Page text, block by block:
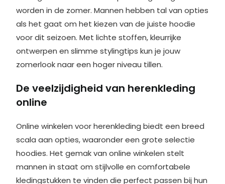
worden in de zomer. Mannen hebben tal van opties
als het gaat om het kiezen van de juiste hoodie
voor dit seizoen. Met lichte stoffen, kleurrijke
ontwerpen en slimme stylingtips kun je jouw
zomerlook naar een hoger niveau tillen.
De veelzijdigheid van herenkleding
online
Online winkelen voor herenkleding biedt een breed
scala aan opties, waaronder een grote selectie
hoodies. Het gemak van online winkelen stelt
mannen in staat om stijlvolle en comfortabele
kledingstukken te vinden die perfect passen bij hun